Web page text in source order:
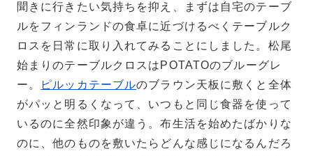
聞きに行きたい気持ちを抑え、まずは自宅のテーブ
ルをフィンランドの食卓に近づけるべくテーブルク
ロスを日常に取り入れてみることにしました。松尾
始まりのテーブルクロスはPOTATOのブルーグレ
ー。
ピルッカテーブルのブラウン天板に敷くと全体
がパッと明るくなって、いつもと同じ食器を使って
いるのに全然印象が違う。布生活を始めたばかりな
のに、他のものを敷いたらどんな感じになるんだろ